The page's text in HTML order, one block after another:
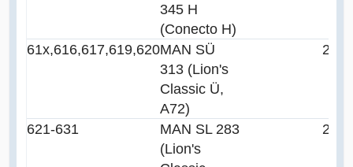
345 H
(Conecto H)
61x,616,617,619,620MAN SÜ
313 (Lion's
Classic Ü,
A72)
2006
621-631
MAN SL 283
(Lion's
2007